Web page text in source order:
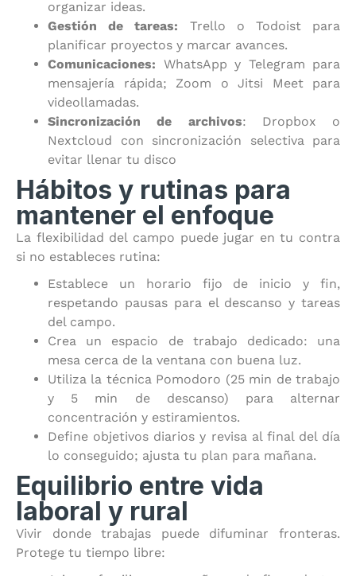
organizar ideas.
Gestión de tareas: Trello o Todoist para
planificar proyectos y marcar avances.
Comunicaciones: WhatsApp y Telegram para
mensajería rápida; Zoom o Jitsi Meet para
videollamadas.
Sincronización de archivos: Dropbox o
Nextcloud con sincronización selectiva para
evitar llenar tu disco
Hábitos y rutinas para
mantener el enfoque
La flexibilidad del campo puede jugar en tu contra
si no estableces rutina:
Establece un horario fijo de inicio y fin,
respetando pausas para el descanso y tareas
del campo.
Crea un espacio de trabajo dedicado: una
mesa cerca de la ventana con buena luz.
Utiliza la técnica Pomodoro (25 min de trabajo
y 5 min de descanso) para alternar
concentración y estiramientos.
Define objetivos diarios y revisa al final del día
lo conseguido; ajusta tu plan para mañana.
Equilibrio entre vida
laboral y rural
Vivir donde trabajas puede difuminar fronteras.
Protege tu tiempo libre: